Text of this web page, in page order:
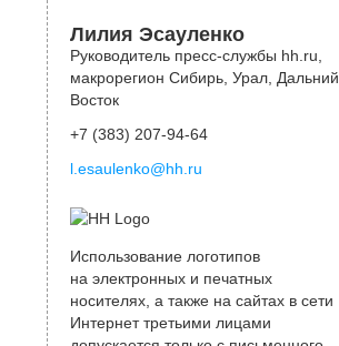
Лилия Эсауленко
Руководитель пресс-службы hh.ru,
макрорегион Сибирь, Урал, Дальний
Восток
+7 (383) 207-94-64
l.esaulenko@hh.ru
Использование логотипов
на электронных и печатных
носителях, а также на сайтах в сети
Интернет третьими лицами